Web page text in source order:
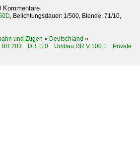
Kommentare
, Belichtungsdauer: 1/500, Blende: 71/10,
und Zügen » Deutschland »
203 DR 110 Umbau DR V 100.1 Private